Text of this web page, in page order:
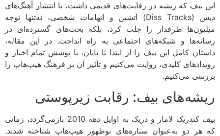
بیف که ریشه در رقابت‌های قدیمی داشت، با انتشار آهنگ‌های
دیس (Diss Tracks) آتشین و اتهامات شخصی، نه‌تنها توجه
طرفدار را جلب کرد، بلکه بحث‌های گسترده‌ای در
و شبکه‌های اجتماعی به راه انداخت. در این مقاله،
کامل این بیف را از ابتدا تا پایان، با پوشش تمام اخبار و
کلیدی، روایت می‌کنیم و تأثیر آن بر فرهنگ هیپ‌هاپ را
می‌کنیم.
بیف: رقابت زیرپوستی
بیف کندریک لامار و دریک به اوایل دهه 2010 بازمی‌گردد، زمانی
دو به‌عنوان ستاره‌های نوظهور هیپ‌هاپ شناخته شدند.